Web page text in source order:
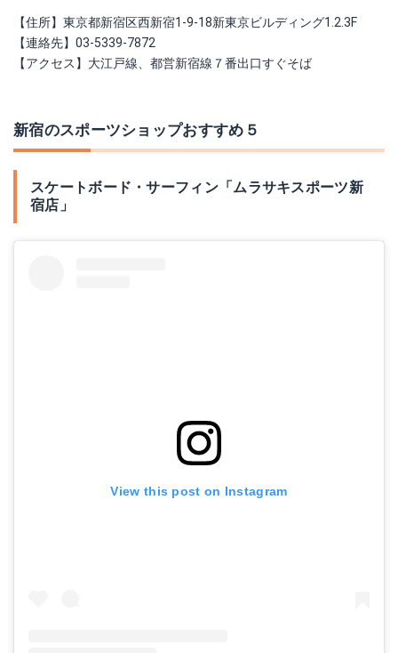
【住所】東京都新宿区西新宿1-9-18新東京ビルディング1.2.3F
【連絡先】03-5339-7872
【アクセス】大江戸線、都営新宿線７番出口すぐそば
新宿のスポーツショップおすすめ５
スケートボード・サーフィン「ムラサキスポーツ新
宿店」
View this post on Instagram